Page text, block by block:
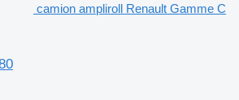
camion ampliroll Renault Gamme C